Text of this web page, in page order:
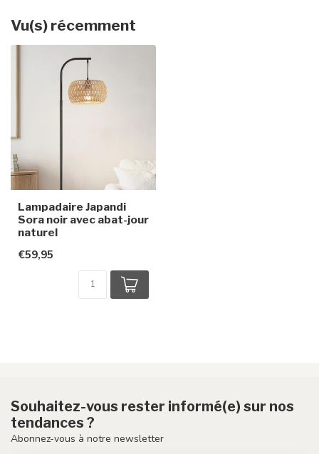
Vu(s) récemment
Lampadaire Japandi
Sora noir avec abat-jour
naturel
€59,95
Souhaitez-vous rester informé(e) sur nos
tendances ?
Abonnez-vous à notre newsletter